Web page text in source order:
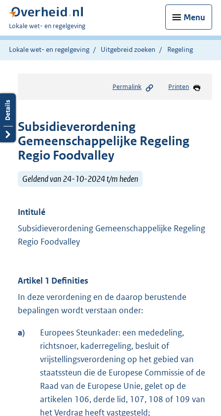
Menu
U
bent
hier:
Lokale wet- en regelgeving
Lokale wet- en regelgeving Uitgebreid zoeken Regeling
Permalink Printen
Subsidieverordening
Gemeenschappelijke Regeling
Regio Foodvalley
Geldend van 24-10-2024 t/m heden
Intitulé
Subsidieverordening Gemeenschappelijke Regeling
Regio Foodvalley
Artikel 1 Definities
In deze verordening en de daarop berustende
bepalingen wordt verstaan onder:
a)
Europees Steunkader: een mededeling,
richtsnoer, kaderregeling, besluit of
vrijstellingsverordening op het gebied van
staatssteun die de Europese Commissie of de
Raad van de Europese Unie, gelet op de
artikelen 106, derde lid, 107, 108 of 109 van
het Verdrag heeft vastgesteld;